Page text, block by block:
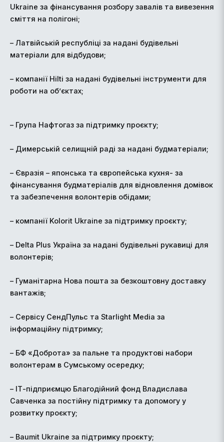
Ukraine за фінансування розбору завалів та вивезення
сміття на полігоні;
– Латвійській республіці за надані будівельні
матеріали для відбудови;
– компанії Hilti за надані будівельні інструменти для
роботи на обʼєктах;
– Група Нафтогаз за підтримку проєкту;
– Димерській селищній раді за надані будматеріали;
– Євразія – японська та європейська кухня- за
фінансування будматеріалів для відновлення домівок
та забезпечення волонтерів обідами;
– компанії Kolorit Ukraine за підтримку проєкту;
– Delta Plus Україна за надані будівельні рукавиці для
волонтерів;
– Гуманітарна Нова пошта за безкоштовну доставку
вантажів;
– Сервісу СендПульс та Starlight Media за
інформаційну підтримку;
– БФ «Доброта» за пальне та продуктові набори
волонтерам в Сумському осередку;
– ІТ-підприємцю Благодійний фонд Владислава
Савченка за постійну підтримку та допомогу у
розвитку проєкту;
– Baumit Ukraine за підтримку проєкту;